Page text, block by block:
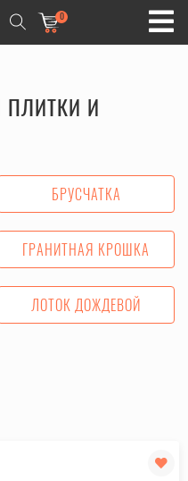
0
ПЛИТКИ И
БРУСЧАТКА
ГРАНИТНАЯ КРОШКА
ЛОТОК ДОЖДЕВОЙ